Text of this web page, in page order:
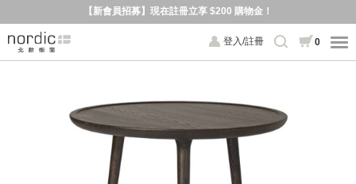
【新會員招募】現在註冊立享 $200 購物金！
登入/註冊 0